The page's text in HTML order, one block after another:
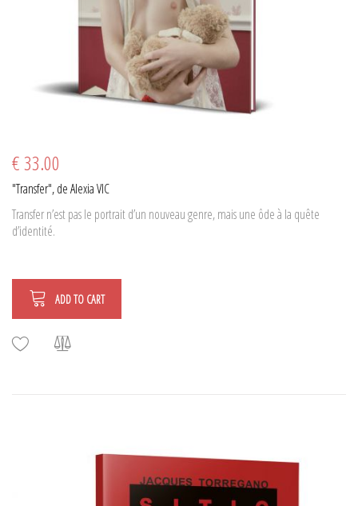
€ 33.00
"Transfer", de Alexia VIC
Transfer n’est pas le portrait d’un nouveau genre, mais une ôde à la quête
d’identité.
ADD TO CART